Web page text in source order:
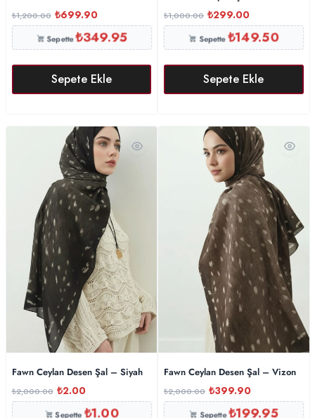
₺1,200.00 ₺699.90
Sepette₺349.95
Sepete Ekle
₺1,000.00 ₺299.00
Sepette₺149.50
Sepete Ekle
Fawn Ceylan Desen Şal – Siyah
₺2,000.00 ₺2.00
Sepette ₺1.00
Fawn Ceylan Desen Şal – Vizon
₺2,000.00 ₺399.90
Sepette₺199.95